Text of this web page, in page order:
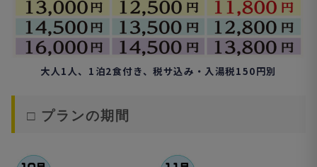
大人1人、1泊2食付き、税サ込み・入湯税150円別
□ プランの期間